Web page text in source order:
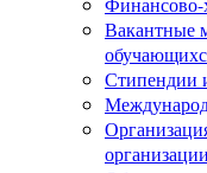
Вакантные
Стипендии
организации